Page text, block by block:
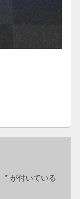
* が付いている